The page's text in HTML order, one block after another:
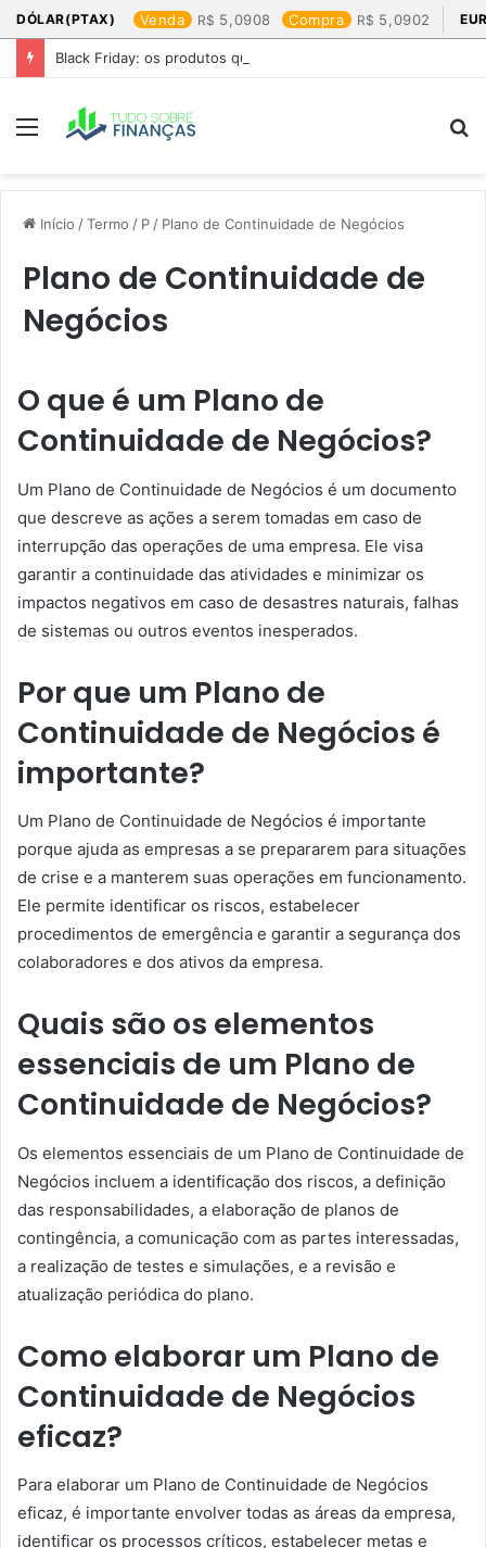
DÓLAR(PTAX) Venda 5,0908 Compra 5,0902
Black Friday: os produtos que mais valem a pena
Menu
Início /Termo / P / Plano de Continuidade de Negócios
Plano de Continuidade de
Negócios
O que é um Plano de
Continuidade de Negócios?
Um Plano de Continuidade de Negócios é um documento
que descreve as ações a serem tomadas em caso de
interrupção das operações de uma empresa. Ele visa
garantir a continuidade das atividades e minimizar os
impactos negativos em caso de desastres naturais, falhas
de sistemas ou outros eventos inesperados.
Por que um Plano de
Continuidade de Negócios é
importante?
Um Plano de Continuidade de Negócios é importante
porque ajuda as empresas a se prepararem para situações
de crise e a manterem suas operações em funcionamento.
Ele permite identificar os riscos, estabelecer
procedimentos de emergência e garantir a segurança dos
colaboradores e dos ativos da empresa.
Quais são os elementos
essenciais de um Plano de
Continuidade de Negócios?
Os elementos essenciais de um Plano de Continuidade de
Negócios incluem a identificação dos riscos, a definição
das responsabilidades, a elaboração de planos de
contingência, a comunicação com as partes interessadas,
a realização de testes e simulações, e a revisão e
atualização periódica do plano.
Como elaborar um Plano de
Continuidade de Negócios
eficaz?
Para elaborar um Plano de Continuidade de Negócios
eficaz, é importante envolver todas as áreas da empresa,
identificar os processos críticos, estabelecer metas e